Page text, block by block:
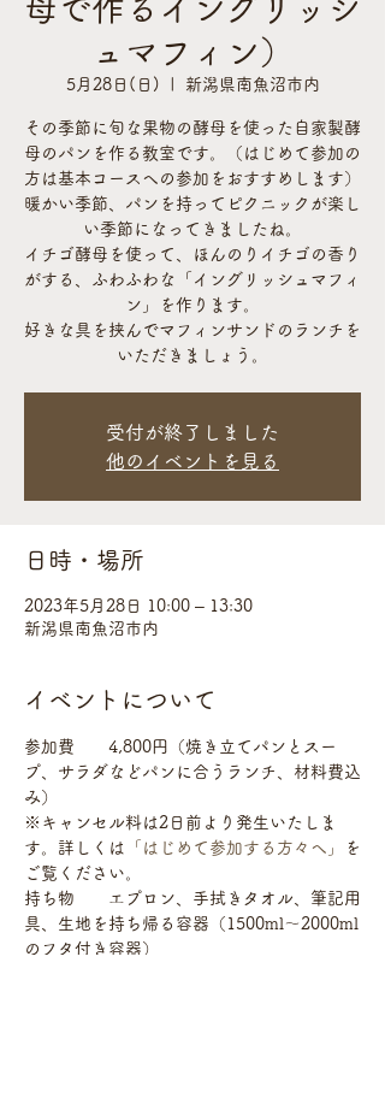
母で作るイングリッシ
ュマフィン）
5月28日(日) 新潟県南魚沼市内
その季節に旬な果物の酵母を使った自家製酵
母のパンを作る教室です。（はじめて参加の
方は基本コースへの参加をおすすめします）
暖かい季節、パンを持ってピクニックが楽し
い季節になってきましたね。
イチゴ酵母を使って、ほんのりイチゴの香り
がする、ふわふわな「イングリッシュマフィ
ン」を作ります。
好きな具を挟んでマフィンサンドのランチを
いただきましょう。
受付が終了しました
他のイベントを見る
日時・場所
2023年5月28日 10:00 – 13:30
新潟県南魚沼市内
イベントについて
参加費　　4,800円（焼き立てパンとスー
プ、サラダなどパンに合うランチ、材料費込
み）
※キャンセル料は2日前より発生いたしま
す。詳しくは
「はじめて参加する方々へ」
を
ご覧ください。
持ち物　　エプロン、手拭きタオル、筆記用
具、生地を持ち帰る容器（1500ml～2000ml
のフタ付き容器）